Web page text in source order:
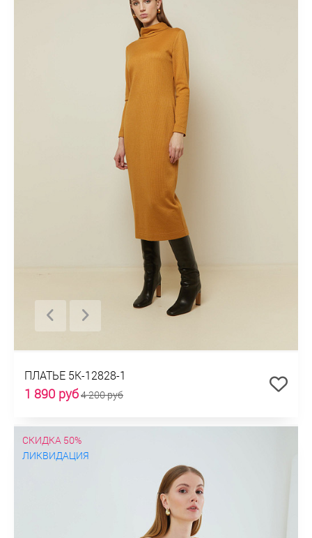
ПЛАТЬЕ 5К-12828-1
1 890 руб4 200 руб
СКИДКА 50%
ЛИКВИДАЦИЯ